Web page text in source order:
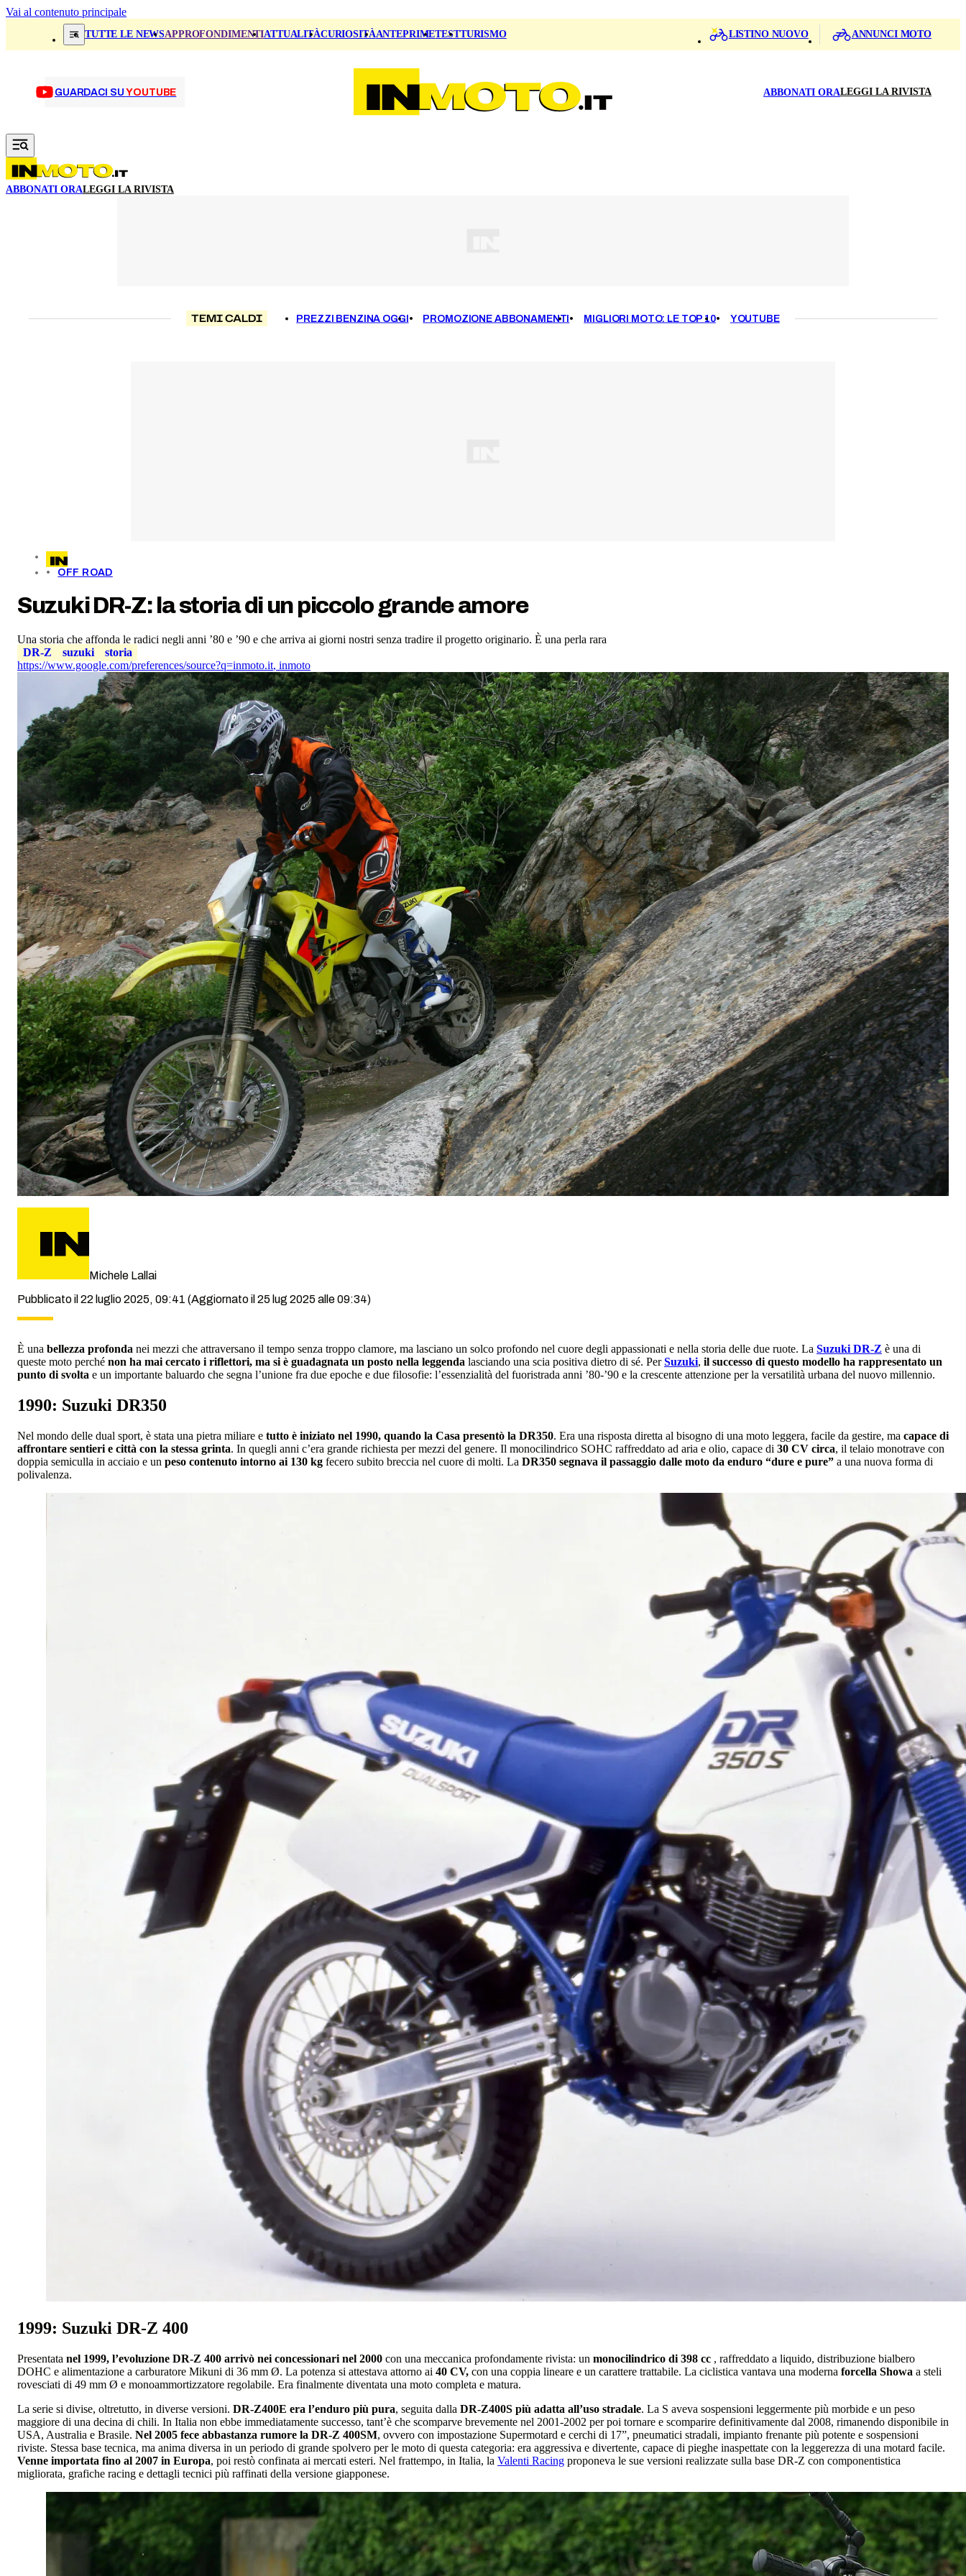
Vai al contenuto principale
TUTTE LE NEWSAPPROFONDIMENTIATTUALITÀCURIOSITÀANTEPRIMETESTTURISMO LISTINO NUOVO ANNUNCI MOTO
GUARDACI SUYOUTUBE ABBONATI ORALEGGI LA RIVISTA
ABBONATI ORALEGGI LA RIVISTA
TEMI CALDI PREZZI BENZINA OGGI PROMOZIONE ABBONAMENTI MIGLIORI MOTO: LE TOP 10 YOUTUBE
OFF ROAD
Suzuki DR-Z: la storia di un piccolo grande amore
Una storia che affonda le radici negli anni ’80 e ’90 e che arriva ai giorni nostri senza tradire il progetto originario. È una perla rara
DR-Z
suzuki
storia
https://www.google.com/preferences/source?q=inmoto.it, inmoto
Michele Lallai
Pubblicato il 22 luglio 2025, 09:41 (Aggiornato il 25 lug 2025 alle 09:34)
È una bellezza profonda nei mezzi che attraversano il tempo senza troppo clamore, ma lasciano un solco profondo nel cuore degli appassionati e nella storia delle due ruote. La Suzuki DR-Z è una di
queste moto perché non ha mai cercato i riflettori, ma si è guadagnata un posto nella leggenda lasciando una scia positiva dietro di sé. PerSuzuki, il successo di questo modello ha rappresentato un
punto di svolta e un importante baluardo che segna l’unione fra due epoche e due filosofie: l’essenzialità del fuoristrada anni ’80-’90 e la crescente attenzione per la versatilità urbana del nuovo millennio.
1990: Suzuki DR350
Nel mondo delle dual sport, è stata una pietra miliare e tutto è iniziato nel 1990, quando la Casa presentò la DR350. Era una risposta diretta al bisogno di una moto leggera, facile da gestire, ma capace di
affrontare sentieri e città con la stessa grinta. In quegli anni c’era grande richiesta per mezzi del genere. Il monocilindrico SOHC raffreddato ad aria e olio, capace di 30 CV circa, il telaio monotrave con
doppia semiculla in acciaio e un peso contenuto intorno ai 130 kg fecero subito breccia nel cuore di molti. La DR350 segnava il passaggio dalle moto da enduro “dure e pure” a una nuova forma di
polivalenza.
1999: Suzuki DR-Z 400
Presentata nel 1999, l’evoluzione DR-Z 400 arrivò nei concessionari nel 2000 con una meccanica profondamente rivista: un monocilindrico di 398 cc , raffreddato a liquido, distribuzione bialbero
DOHC e alimentazione a carburatore Mikuni di 36 mm Ø. La potenza si attestava attorno ai 40 CV, con una coppia lineare e un carattere trattabile. La ciclistica vantava una moderna forcella Showa a steli
rovesciati di 49 mm Ø e monoammortizzatore regolabile. Era finalmente diventata una moto completa e matura.
La serie si divise, oltretutto, in diverse versioni. DR-Z400E era l’enduro più pura, seguita dalla DR-Z400S più adatta all’uso stradale. La S aveva sospensioni leggermente più morbide e un peso
maggiore di una decina di chili. In Italia non ebbe immediatamente successo, tant’è che scomparve brevemente nel 2001-2002 per poi tornare e scomparire definitivamente dal 2008, rimanendo disponibile in
USA, Australia e Brasile. Nel 2005 fece abbastanza rumore la DR-Z 400SM, ovvero con impostazione Supermotard e cerchi di 17”, pneumatici stradali, impianto frenante più potente e sospensioni
riviste. Stessa base tecnica, ma anima diversa in un periodo di grande spolvero per le moto di questa categoria: era aggressiva e divertente, capace di pieghe inaspettate con la leggerezza di una motard facile.
Venne importata fino al 2007 in Europa, poi restò confinata ai mercati esteri. Nel frattempo, in Italia, la Valenti Racing proponeva le sue versioni realizzate sulla base DR-Z con componentistica
migliorata, grafiche racing e dettagli tecnici più raffinati della versione giapponese.